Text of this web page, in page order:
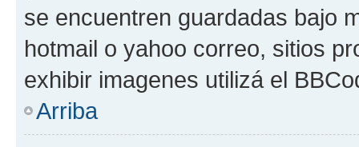
se encuentren guardadas bajo
hotmail o yahoo correo, sitios
exhibir imagenes utilizá el
Arriba